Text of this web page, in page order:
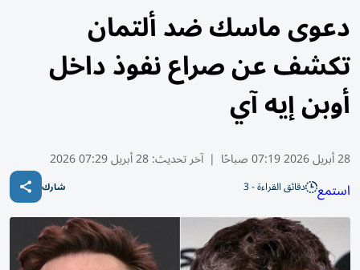
دعوى ماسك ضد ألتمان
تكشف عن صراع نفوذ داخل
أوبن إيه آي
28 أبريل 2026 07:19 صباحًا | آخر تحديث:28 أبريل 07:29 2026
استمع دقائق القراءة - 3 شارك